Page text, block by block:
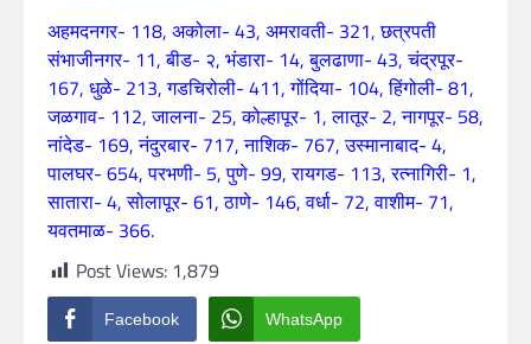
अहमदनगर- 118, अकोला- 43, अमरावती- 321,छत्रपती
संभाजीनगर- 11,बीड- २, भंडारा- 14,बुलढाणा- 43,चंद्रपूर-
167, धुळे- 213,गडचिरोली- 411,गोंदिया- 104,हिंगोली- 81,
जळगाव- 112,जालना- 25,कोल्हापूर- 1,लातूर- 2,नागपूर- 58,
नांदेड- 169,नंदुरबार- 717,नाशिक- 767,उस्मानाबाद- 4,
पालघर- 654,परभणी- 5,पुणे- 99,रायगड- 113,रत्नागिरी- 1,
सातारा- 4,सोलापूर- 61,ठाणे- 146,वर्धा- 72,वाशीम- 71,
यवतमाळ- 366.
Post Views: 1,879
Facebook WhatsApp